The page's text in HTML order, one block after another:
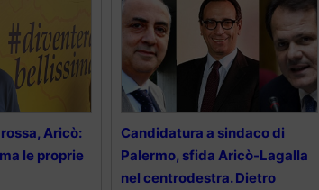
Aricò:
le proprie
Candidatura a sindaco di
Palermo, sfida Aricò-Lagalla
nel centrodestra. Dietro